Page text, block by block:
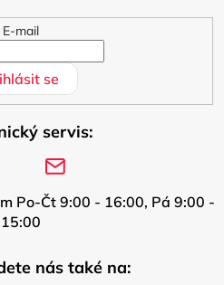
E-mail
se
servis:
Po-Čt 9:00 - 16:00, Pá 9:00 -
15:00
nás také na: